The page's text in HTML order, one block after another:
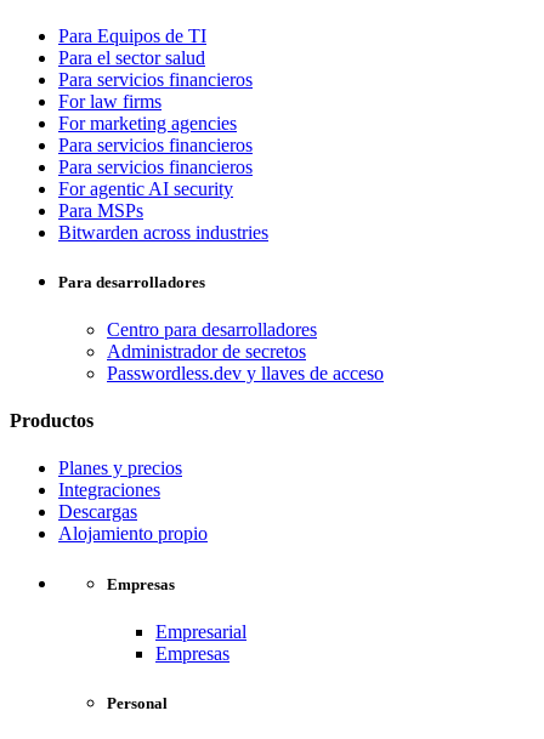
Para Equipos de TI
Para el sector salud
Para servicios financieros
For law firms
For marketing agencies
Para servicios financieros
Para servicios financieros
For agentic AI security
Para MSPs
Bitwarden across industries
Para desarrolladores
Centro para desarrolladores
Administrador de secretos
Passwordless.dev y llaves de acceso
Productos
Planes y precios
Integraciones
Descargas
Alojamiento propio
Empresas
Empresarial
Empresas
Personal